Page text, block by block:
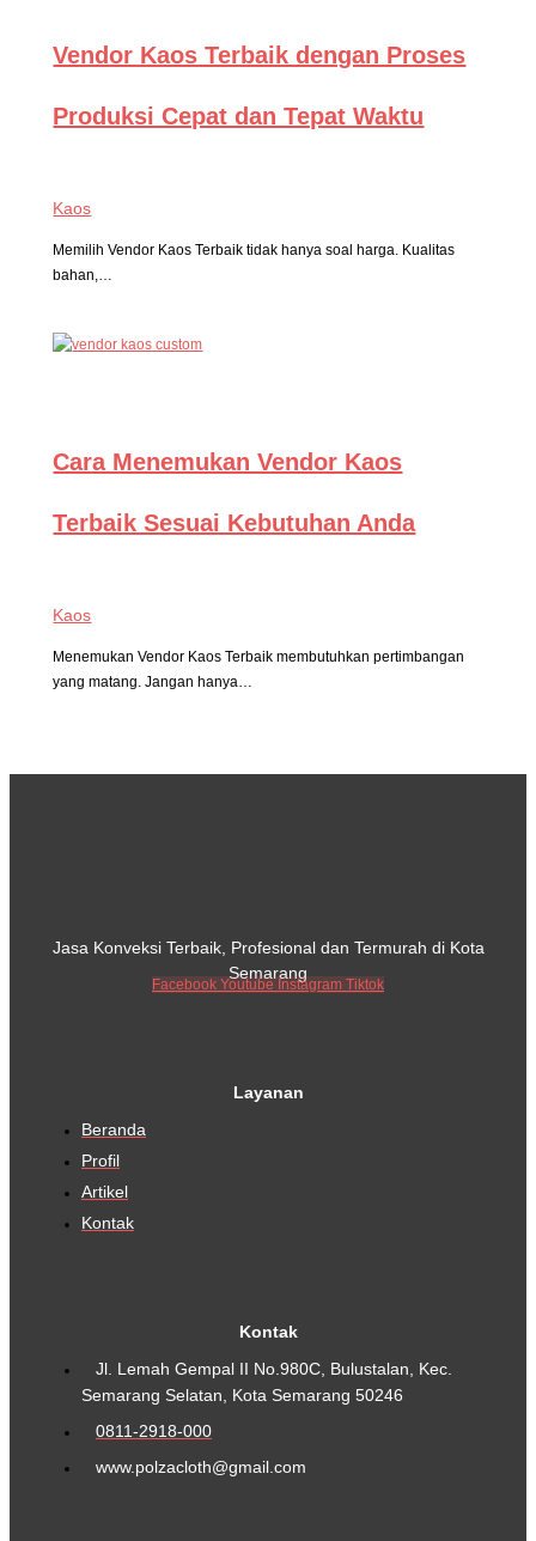
Vendor Kaos Terbaik dengan Proses
Produksi Cepat dan Tepat Waktu
Kaos
Memilih Vendor Kaos Terbaik tidak hanya soal harga. Kualitas
bahan,…
Cara Menemukan Vendor Kaos
Terbaik Sesuai Kebutuhan Anda
Kaos
Menemukan Vendor Kaos Terbaik membutuhkan pertimbangan
yang matang. Jangan hanya…
Jasa Konveksi Terbaik, Profesional dan Termurah di Kota
Semarang
Facebook Youtube Instagram Tiktok
Layanan
Beranda
Profil
Artikel
Kontak
Kontak
Jl. Lemah Gempal II No.980C, Bulustalan, Kec.
Semarang Selatan, Kota Semarang 50246
0811-2918-000
www.polzacloth@gmail.com